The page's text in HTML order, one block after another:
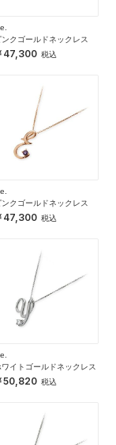
ンクゴールドネックレス
47,300
ンクゴールドネックレス
47,300
ワイトゴールドネックレス
50,820